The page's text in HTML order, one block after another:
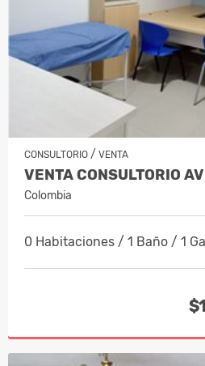
CONSULTORIO / VENTA
Colombia
0 Habitaciones / 1 Baño / 1